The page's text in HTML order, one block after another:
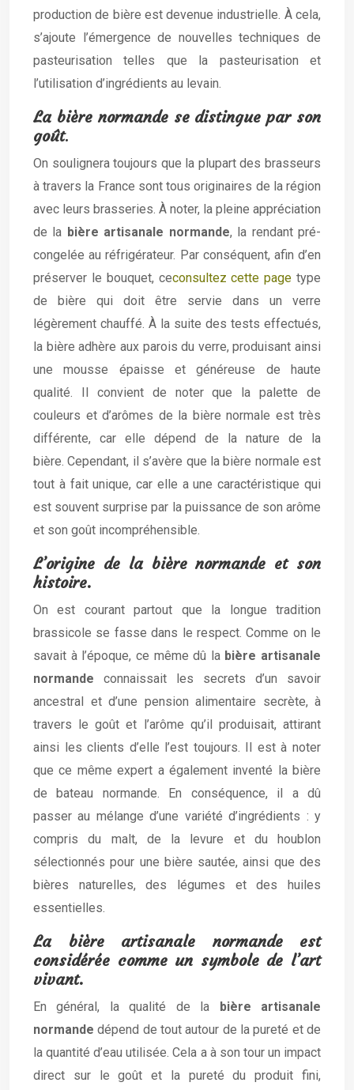
production de bière est devenue industrielle. À cela,
s’ajoute l’émergence de nouvelles techniques de
pasteurisation telles que la pasteurisation et
l’utilisation d’ingrédients au levain.
La bière normande se distingue par son
goût.
On soulignera toujours que la plupart des brasseurs
à travers la France sont tous originaires de la région
avec leurs brasseries. À noter, la pleine appréciation
de la bière artisanale normande, la rendant pré-
congelée au réfrigérateur. Par conséquent, afin d’en
préserver le bouquet, ceconsultez cette page type
de bière qui doit être servie dans un verre
légèrement chauffé. À la suite des tests effectués,
la bière adhère aux parois du verre, produisant ainsi
une mousse épaisse et généreuse de haute
qualité. Il convient de noter que la palette de
couleurs et d’arômes de la bière normale est très
différente, car elle dépend de la nature de la
bière. Cependant, il s’avère que la bière normale est
tout à fait unique, car elle a une caractéristique qui
est souvent surprise par la puissance de son arôme
et son goût incompréhensible.
L’origine de la bière normande et son
histoire.
On est courant partout que la longue tradition
brassicole se fasse dans le respect. Comme on le
savait à l’époque, ce même dû la bière artisanale
normande connaissait les secrets d’un savoir
ancestral et d’une pension alimentaire secrète, à
travers le goût et l’arôme qu’il produisait, attirant
ainsi les clients d’elle l’est toujours. Il est à noter
que ce même expert a également inventé la bière
de bateau normande. En conséquence, il a dû
passer au mélange d’une variété d’ingrédients : y
compris du malt, de la levure et du houblon
sélectionnés pour une bière sautée, ainsi que des
bières naturelles, des légumes et des huiles
essentielles.
La bière artisanale normande est
considérée comme un symbole de l’art
vivant.
En général, la qualité de la bière artisanale
normande dépend de tout autour de la pureté et de
la quantité d’eau utilisée. Cela a à son tour un impact
direct sur le goût et la pureté du produit fini,